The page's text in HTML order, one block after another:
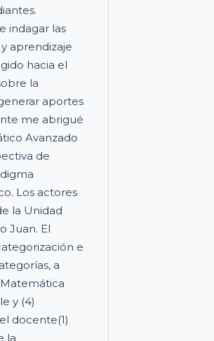
indagar las
aprendizaje
hacia el
la
aportes
me abrigué
Avanzado
de
Los actores
la Unidad
Juan. El
e
a
Matemática
y (4)
docente(1)
la